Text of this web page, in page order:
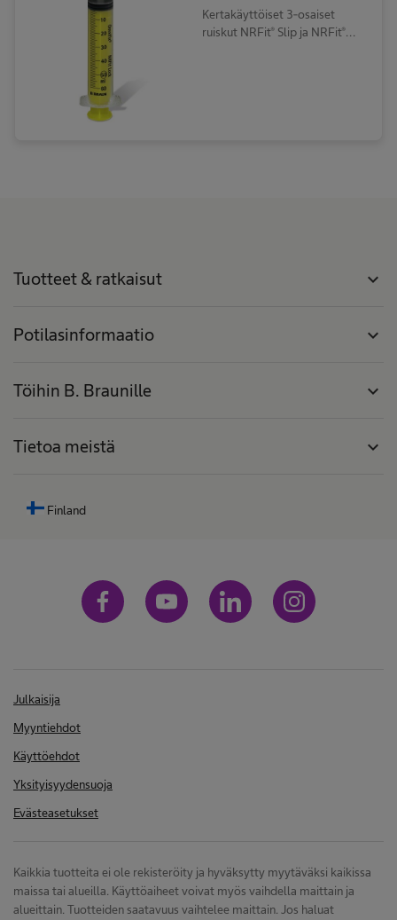
Kertakäyttöiset 3-osaiset
ruiskut NRFit® Slip ja NRFit®
Tuotteet & ratkaisut expand_more
Potilasinformaatio expand_more
Töihin B. Braunille expand_more
Tietoa meistä expand_more
Finland
Julkaisija
Myyntiehdot
Käyttöehdot
Yksityisyydensuoja
Evästeasetukset
Kaikkia tuotteita ei ole rekisteröity ja hyväksytty myytäväksi kaikissa
maissa tai alueilla. Käyttöaiheet voivat myös vaihdella maittain ja
alueittain. Tuotteiden saatavuus vaihtelee maittain. Jos haluat